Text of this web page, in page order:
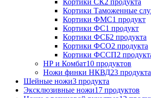
Кортики СК2 продукта
Кортики Таможенные
Кортики ФМС1 продукт
Кортики ФС1 продукт
Кортики ФСБ2 продукта
Кортики ФСО2 продукта
Кортики ФССП2
НР и Комбат10 продуктов
Ножи финки НКВД23 продукта
Шейные ножи3 продукта
Эксклюзивные ножи17 продуктов